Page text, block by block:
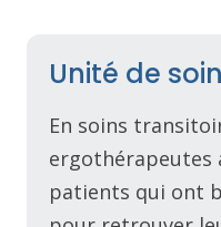
Unité de
En soins
ergothérapeutes
patients qui ont